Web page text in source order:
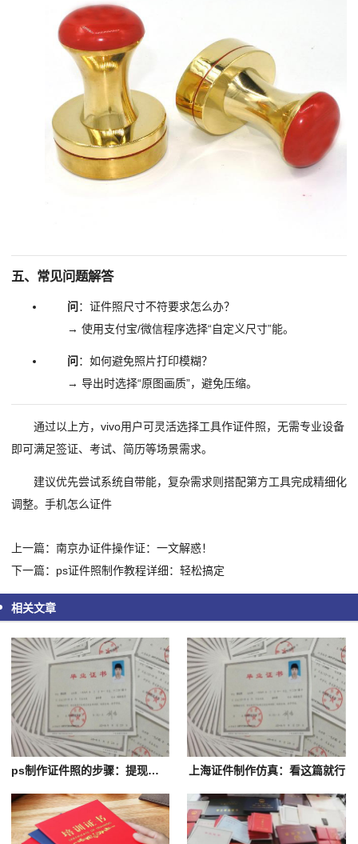
五、常见问题解答
问 ：证件照尺寸不符要求怎么办？
→ 使用支付宝/微信程序选择“自定义尺寸”能。
问 ：如何避免照片打印模糊？
→ 导出时选择“原图画质”，避免压缩。
通过以上方，vivo用户可灵活选择工具作证件照，无需专业设备
即可满足签证、考试、简历等场景需求。
建议优先尝试系统自带能，复杂需求则搭配第方工具完成精细化
调整。手机怎么证件
上一篇：南京办证件操作证：一文解惑！
下一篇：ps证件照制作教程详细：轻松搞定
相关文章
ps制作证件照的步骤：提现告别难题！ 上海证件制作仿真：看这篇就行